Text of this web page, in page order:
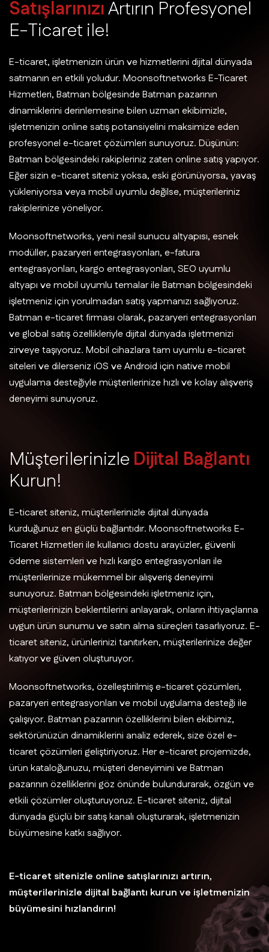
SatışlarınızıArtırın Profesyonel
E-Ticaret ile!
E-ticaret, işletmenizin ürün ve hizmetlerini dijital dünyada
satmanın en etkili yoludur. Moonsoftnetworks E-Ticaret
Hizmetleri, Batman bölgesinde Batman pazarının
dinamiklerini derinlemesine bilen uzman ekibimizle,
işletmenizin online satış potansiyelini maksimize eden
profesyonel e-ticaret çözümleri sunuyoruz. Düşünün:
Batman bölgesindeki rakipleriniz zaten online satış yapıyor.
Eğer sizin e-ticaret siteniz yoksa, eski görünüyorsa, yavaş
yükleniyorsa veya mobil uyumlu değilse, müşterileriniz
rakiplerinize yöneliyor.
Moonsoftnetworks, yeni nesil sunucu altyapısı, esnek
modüller, pazaryeri entegrasyonları, e-fatura
entegrasyonları, kargo entegrasyonları, SEO uyumlu
altyapı ve mobil uyumlu temalar ile Batman bölgesindeki
işletmeniz için yorulmadan satış yapmanızı sağlıyoruz.
Batman e-ticaret firması olarak, pazaryeri entegrasyonları
ve global satış özellikleriyle dijital dünyada işletmenizi
zirveye taşıyoruz. Mobil cihazlara tam uyumlu e-ticaret
siteleri ve dilerseniz iOS ve Android için native mobil
uygulama desteğiyle müşterilerinize hızlı ve kolay alışveriş
deneyimi sunuyoruz.
Müşterilerinizle Dijital Bağlantı
Kurun!
E-ticaret siteniz, müşterilerinizle dijital dünyada
kurduğunuz en güçlü bağlantıdır. Moonsoftnetworks E-
Ticaret Hizmetleri ile kullanıcı dostu arayüzler, güvenli
ödeme sistemleri ve hızlı kargo entegrasyonları ile
müşterilerinize mükemmel bir alışveriş deneyimi
sunuyoruz. Batman bölgesindeki işletmeniz için,
müşterilerinizin beklentilerini anlayarak, onların ihtiyaçlarına
uygun ürün sunumu ve satın alma süreçleri tasarlıyoruz. E-
ticaret siteniz, ürünlerinizi tanıtırken, müşterilerinize değer
katıyor ve güven oluşturuyor.
Moonsoftnetworks, özelleştirilmiş e-ticaret çözümleri,
pazaryeri entegrasyonları ve mobil uygulama desteği ile
çalışıyor. Batman pazarının özelliklerini bilen ekibimiz,
sektörünüzün dinamiklerini analiz ederek, size özel e-
ticaret çözümleri geliştiriyoruz. Her e-ticaret projemizde,
ürün kataloğunuzu, müşteri deneyimini ve Batman
pazarının özelliklerini göz önünde bulundurarak, özgün ve
etkili çözümler oluşturuyoruz. E-ticaret siteniz, dijital
dünyada güçlü bir satış kanalı oluşturarak, işletmenizin
büyümesine katkı sağlıyor.
E-ticaret sitenizle online satışlarınızı artırın,
müşterilerinizle dijital bağlantı kurun ve işletmenizin
büyümesini hızlandırın!